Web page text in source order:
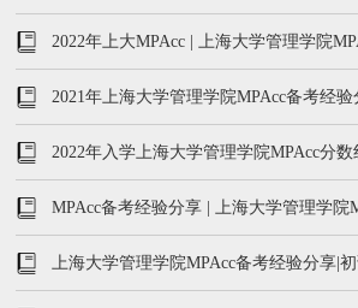
2022年上大MPAcc | 上海大学管理学院
历年真题汇总）
2021年上海大学管理学院MPAcc备考经验
2022年入学上海大学管理学院MPAcc分
MPAcc备考经验分享 | 上海大学管理学院
分享
上海大学管理学院MPAcc备考经验分享|